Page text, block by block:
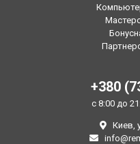
+380
с 8:00 до
Киев,